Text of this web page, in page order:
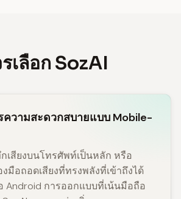
เลือก SozAI
วามสะดวกสบายแบบ Mobile-
สียงบนโทรศัพท์เป็นหลัก หรือ
งมือถอดเสียงที่ทรงพลังที่เข้าถึงได้
Android การออกแบบที่เน้นมือถือ